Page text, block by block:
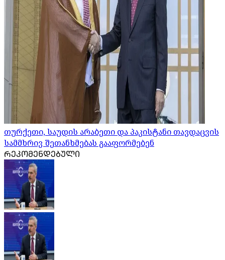
თურქეთი, საუდის არაბეთი და პაკისტანი თავდაცვის
სამმხრივ შეთანხმებას გააფორმებენ
ᲠᲔᲙᲝᲛᲔᲜᲓᲔᲑᲣᲚᲘ